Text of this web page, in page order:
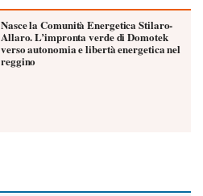
Nasce la Comunità Energetica Stilaro-
Allaro. L’impronta verde di Domotek
verso autonomia e libertà energetica nel
reggino